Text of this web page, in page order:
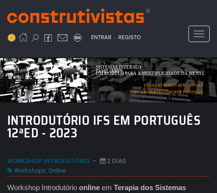
para
conteúdo
ENTRAR . REGISTO
UM MODELO PARA A MULTIPLICIDADE DA MENTE
TODAS AS PARTES BEM-VINDAS
SISTEMAS INTERNOS
FAMILIARES
TODAS AS PARTES COM BOA INTENÇÃO
INTRODUTÓRIO IFS EM PORTUGUÊS
12ªED - 2023
WORKSHOP INTRODUTÓRIO –
2 DIAS
Workshops, Online
Workshop Introdutório online em Terapia dos Sistemas